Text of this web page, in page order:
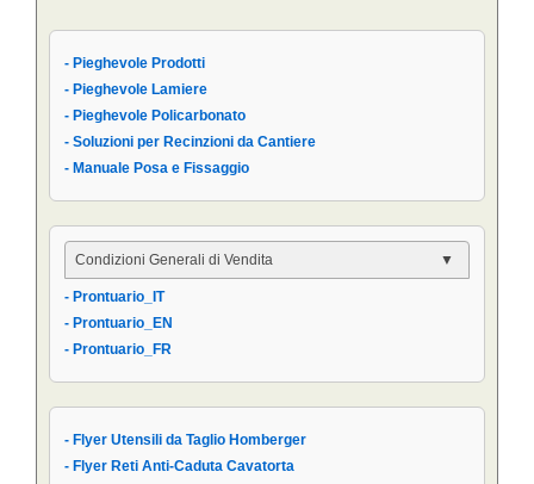
- Pieghevole Prodotti
- Pieghevole Lamiere
- Pieghevole Policarbonato
- Soluzioni per Recinzioni da Cantiere
- Manuale Posa e Fissaggio
Condizioni Generali di Vendita
- Condizioni Generali
- Condizioni di Vendita AIPPEG
- Prontuario_IT
- Prontuario_IT
- Prontuario_EN
- Prontuario_FR
- Flyer Utensili da Taglio Homberger
- Flyer Reti Anti-Caduta Cavatorta